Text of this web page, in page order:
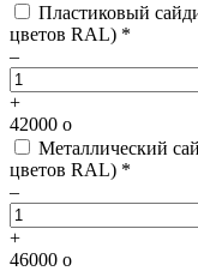
Пластиковый
цветов RAL) *
–
+
42000 o
Металлический
цветов RAL) *
–
+
46000 o